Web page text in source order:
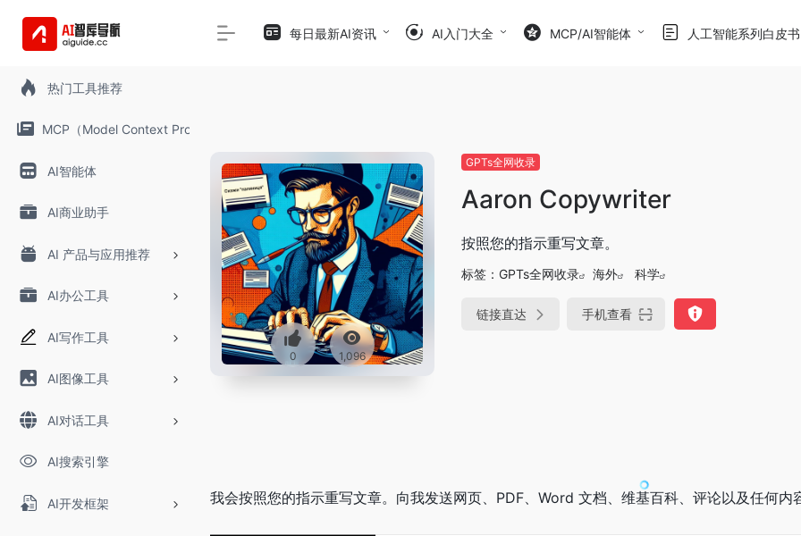
热门工具推荐
MCP（Model Context Protocol）
AI智能体
AI商业助手
AI 产品与应用推荐
AI办公工具
AI写作工具
AI图像工具
AI对话工具
AI搜索引擎
AI开发框架
每日最新AI资讯 AI入门大全 MCP/AI智能体 人工智能系列白皮书
0 1,096
GPTs全网收录
Aaron Copywriter
按照您的指示重写文章。
标签： GPTs全网收录 海外 科学
链接直达 手机查看
我会按照您的指示重写文章。 向我发送网页、PDF、Word 文档、维基百科、评论以及任何内